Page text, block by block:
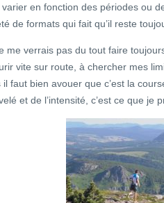
varier en fonction des périodes ou
de formats qui fait qu’il reste
me verrais pas du tout faire
vite sur route, à chercher mes
il faut bien avouer que c’est la
et de l’intensité, c’est ce que je